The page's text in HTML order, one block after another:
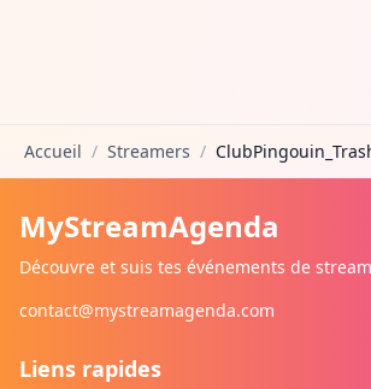
Accueil / Streamers /
MyStreamAgenda
Découvre et suis tes événements de
contact@mystreamagenda.com
Liens rapides